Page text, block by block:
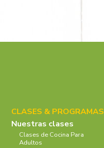
CLASES & PROGRAMAS
Nuestras clases
Clases de Cocina Para
Adultos